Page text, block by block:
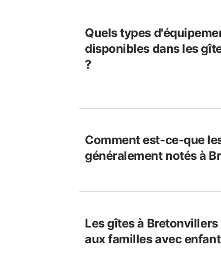
Quels types
disponibles dans les
?
Comment est-ce-que
généralement notés à
Les gîtes à
aux familles avec